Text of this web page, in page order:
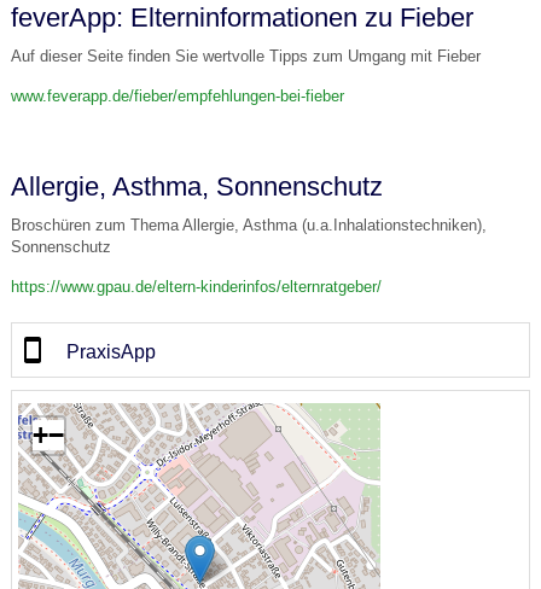
feverApp: Elterninformationen zu Fieber
Auf dieser Seite finden Sie wertvolle Tipps zum Umgang mit Fieber
www.feverapp.de/fieber/empfehlungen-bei-fieber
Allergie, Asthma, Sonnenschutz
Broschüren zum Thema Allergie, Asthma (u.a.Inhalationstechniken),
Sonnenschutz
https://www.gpau.de/eltern-kinderinfos/elternratgeber/
PraxisApp
+−